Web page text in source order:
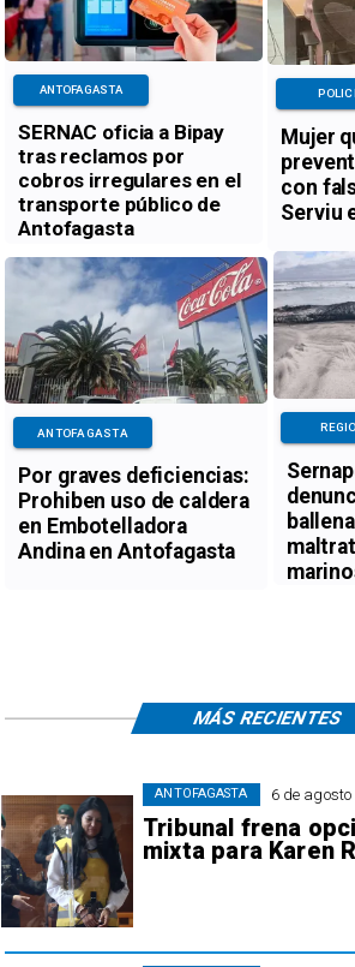
SERNAC oficia a Bipay
tras reclamos por
cobros irregulares en el
transporte público de
Antofagasta
ANTOFAGASTA
Mujer
con
Serviu
Por graves deficiencias:
Prohiben uso de caldera
en Embotelladora
Andina en Antofagasta
ANTOFAGASTA
6 de
Tribunal frena
mixta para Karen
ANTOFAGASTA
MÁS RECIENTES